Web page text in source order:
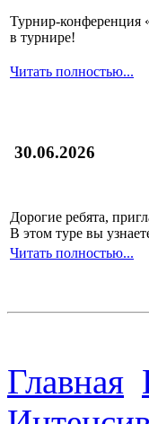
Турнир-конференция
в турнире!
Читать полностью...
30.06.2026
Дорогие ребята,
В этом туре вы
Читать полностью...
Главная